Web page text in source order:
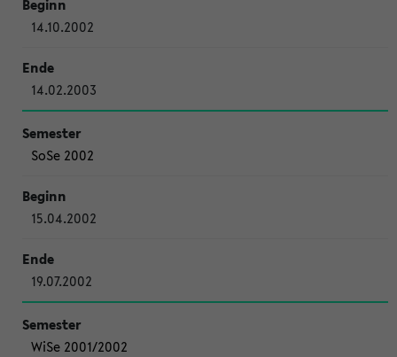
14.10.2002
14.02.2003
SoSe 2002
15.04.2002
19.07.2002
WiSe 2001/2002